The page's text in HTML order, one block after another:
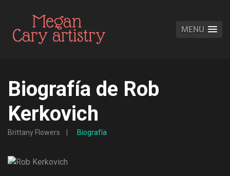
MENU
Biografía de Rob
Kerkovich
Brittany Flowers Biografía